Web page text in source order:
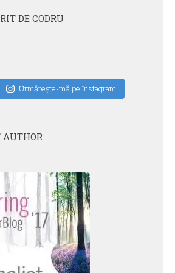
DE CODRU
Urmăreşte-mă pe Instagram
AUTHOR